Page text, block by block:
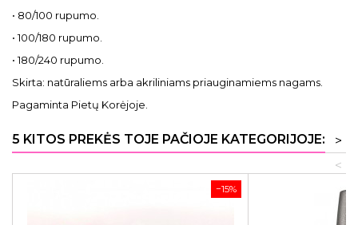
• 80/100 rupumo.
• 100/180 rupumo.
• 180/240 rupumo.
Skirta: natūraliems arba akriliniams priauginamiems nagams.
Pagaminta Pietų Korėjoje.
5 KITOS PREKĖS TOJE PAČIOJE KATEGORIJOJE:
>
<
−15%